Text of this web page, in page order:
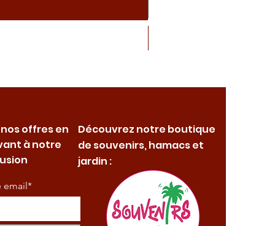
offres en
à notre
email*
Découvrez notre boutique
de souvenirs, hamacs et
jardin :